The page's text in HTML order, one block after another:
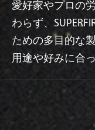
愛好家やプロの
わらず、
ための多目的な
用途や好みに合